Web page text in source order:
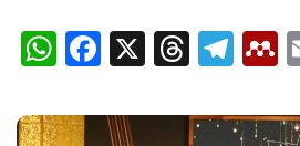
WhatsApp
Facebook
X